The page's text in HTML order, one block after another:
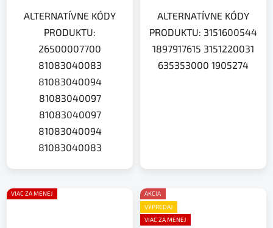
ALTERNATÍVNE KÓDY
PRODUKTU:
26500007700
81083040083
81083040094
81083040097
81083040097
81083040094
81083040083
ALTERNATÍVNE KÓDY
PRODUKTU: 3151600544
1897917615 3151220031
635353000 1905274
VIAC ZA MENEJ
AKCIA
VÝPREDAJ
VIAC ZA MENEJ